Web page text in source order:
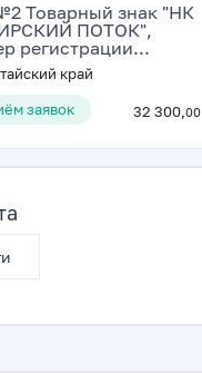
Товарный знак "НК
ПОТОК",
регистрации...
край
заявок
32 300,00